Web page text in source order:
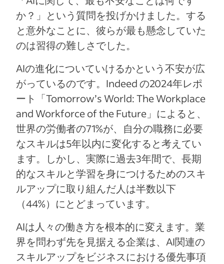
か？」という質問を投げかけました。する
と意外なことに、彼らが最も懸念していた
のは習得の難しさでした。
AIの進化についていけるかという不安が広
がっているのです。Indeed の2024年レポ
ート「Tomorrow’s World: The Workplace
and Workforce of the Future」によると、
世界の労働者の71%が、自分の職務に必要
なスキルは5年以内に変化すると考えてい
ます。しかし、実際に過去3年間で、長期
的なスキルと学習を身につけるためのスキ
ルアップに取り組んだ人は半数以下
（44%）にとどまっています。
AIは人々の働き方を根本的に変えます。業
界を問わず先を見据える企業は、AI関連の
スキルアップをビジネスにおける優先事項